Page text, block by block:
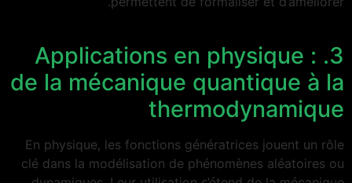
3. Applications en physique :
de la mécanique quantique à la
thermodynamique
En physique, les fonctions génératrices jouent un rôle
clé dans la modélisation de phénomènes aléatoires ou